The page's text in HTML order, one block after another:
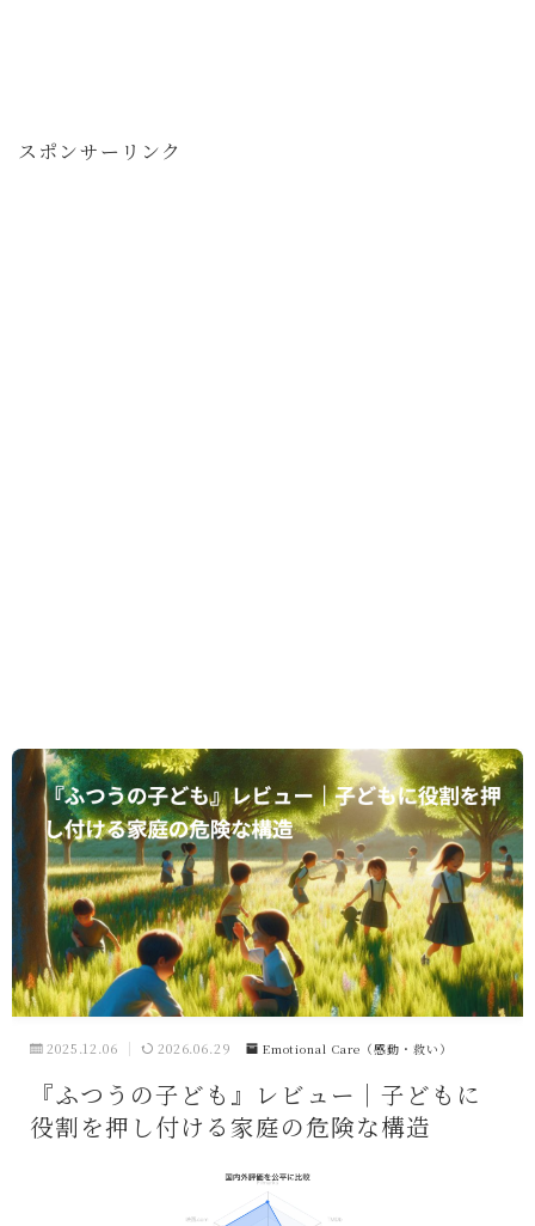
スポンサーリンク
2025.12.06 2026.06.29 Emotional Care（感動・救い）
『ふつうの子ども』レビュー｜子どもに
役割を押し付ける家庭の危険な構造